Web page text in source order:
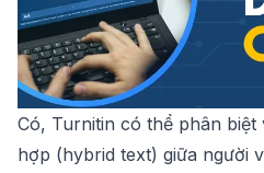
Có, Turnitin có thể phân
hợp (hybrid text) giữa người